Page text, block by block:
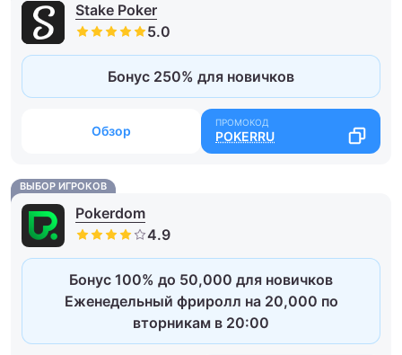
Stake Poker
Бонус 250% для новичков
Обзор POKERRU
ВЫБОР ИГРОКОВ
Pokerdom
Бонус 100% до 50,000 для новичков
Еженедельный фриролл на 20,000 по
вторникам в 20:00